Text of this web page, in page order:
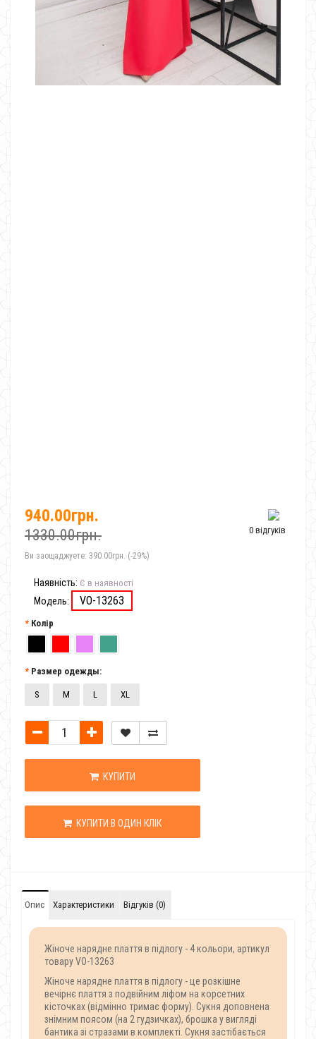
0 відгуків
940.00грн.
1330.00грн.
Ви заощаджуете: 390.00грн. (-29%)
Наявність: Є в наявності
Модель: VO-13263
Колір
Размер одежды:
S M L XL
КУПИТИ
КУПИТИ В ОДИН КЛІК
Опис Характеристики Відгуків (0)
Жіноче нарядне плаття в підлогу - 4 кольори, артикул
товару VO-13263
Жіноче нарядне плаття в підлогу - це розкішне
вечірнє плаття з подвійним ліфом на корсетних
кісточках (відмінно тримає форму). Сукня доповнена
знімним поясом (на 2 гудзичках), брошка у вигляді
бантика зі стразами в комплекті. Сукня застібається